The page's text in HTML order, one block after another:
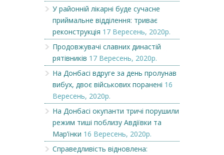
У районній лікарні буде сучасне
приймальне відділення: триває
реконструкція 17 Вересень, 2020р.
Продовжувачі славних династій
рятівників 17 Вересень, 2020р.
На Донбасі вдруге за день пролунав
вибух, двоє військових поранені 16
Вересень, 2020р.
На Донбасі окупанти тричі порушили
режим тиші поблизу Авдіївки та
Мар’їнки 16 Вересень, 2020р.
Справедливість відновлена: